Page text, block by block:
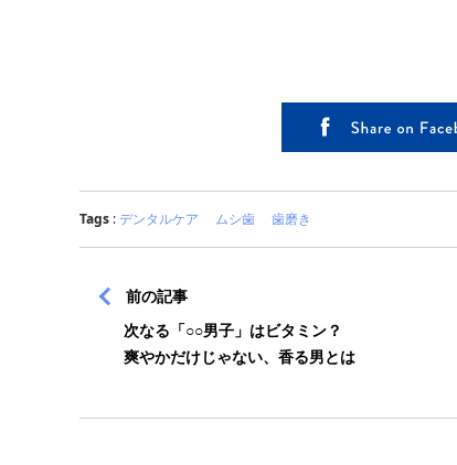
Tags :デンタルケア ムシ歯 歯磨き
前の記事
次なる「○○男子」はビタミン？
爽やかだけじゃない、香る男とは